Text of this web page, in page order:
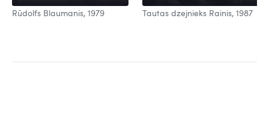
Rūdolfs Blaumanis, 1979 Tautas dzejnieks Rainis, 1987